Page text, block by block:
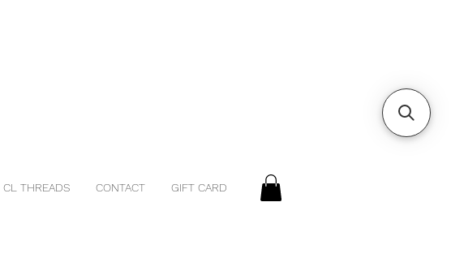
CL THREADS CONTACT GIFT CARD